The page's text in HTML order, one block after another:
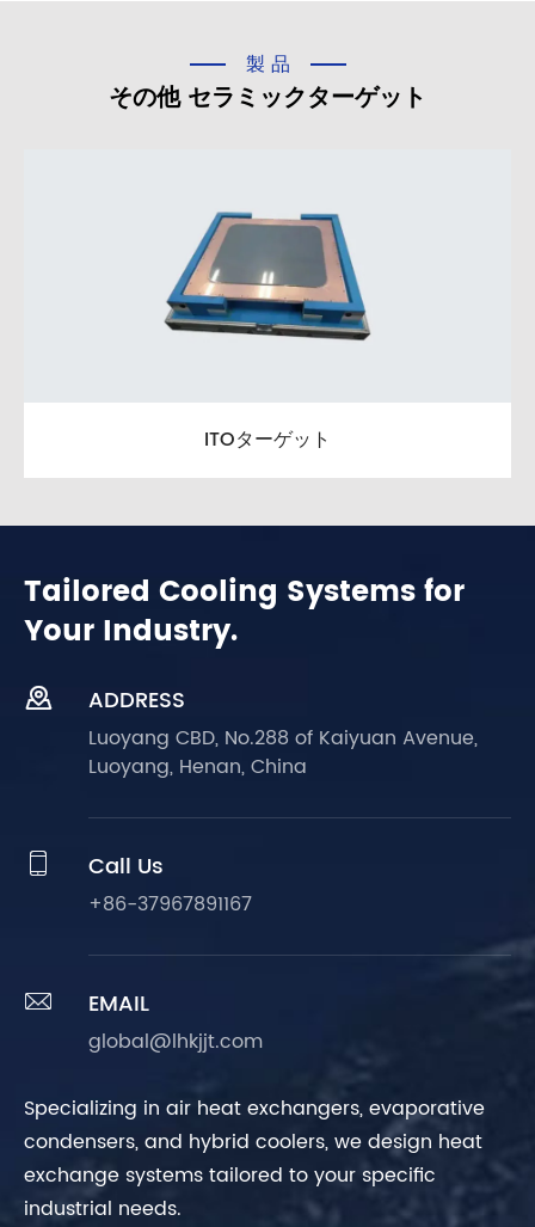
製品
その他 セラミックターゲット
ITOターゲット
Tailored Cooling Systems for
Your Industry.
 ADDRESS
Luoyang CBD, No.288 of Kaiyuan Avenue,
Luoyang, Henan, China
 Call Us
+86-37967891167
 EMAIL
global@lhkjjt.com
Specializing in air heat exchangers, evaporative
condensers, and hybrid coolers, we design heat
exchange systems tailored to your specific
industrial needs.